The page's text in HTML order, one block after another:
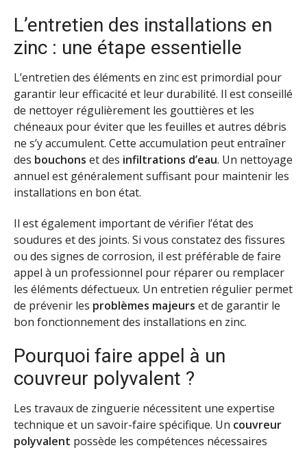
L’entretien des installations en
zinc : une étape essentielle
L’entretien des éléments en zinc est primordial pour
garantir leur efficacité et leur durabilité. Il est conseillé
de nettoyer régulièrement les gouttières et les
chéneaux pour éviter que les feuilles et autres débris
ne s’y accumulent. Cette accumulation peut entraîner
des bouchons et des infiltrations d’eau. Un nettoyage
annuel est généralement suffisant pour maintenir les
installations en bon état.
Il est également important de vérifier l’état des
soudures et des joints. Si vous constatez des fissures
ou des signes de corrosion, il est préférable de faire
appel à un professionnel pour réparer ou remplacer
les éléments défectueux. Un entretien régulier permet
de prévenir les problèmes majeurs et de garantir le
bon fonctionnement des installations en zinc.
Pourquoi faire appel à un
couvreur polyvalent ?
Les travaux de zinguerie nécessitent une expertise
technique et un savoir-faire spécifique. Un couvreur
polyvalent possède les compétences nécessaires